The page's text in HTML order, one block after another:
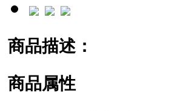
商品描述：
商品属性